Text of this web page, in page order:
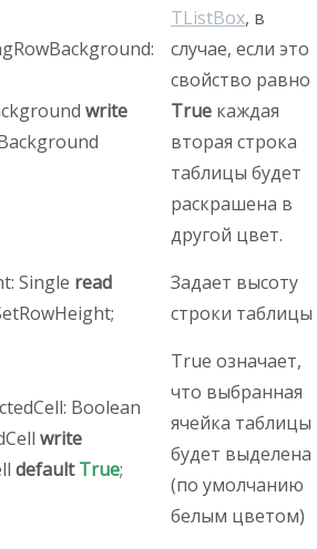
write
TListBox, в
случае, если это
свойство равно
True каждая
вторая строка
таблицы будет
раскрашена в
другой цвет.
Single read
Задает высоту
строки таблицы
Boolean
write
defaultTrue;
True означает,
что выбранная
ячейка таблицы
будет выделена
(по умолчанию
белым цветом)